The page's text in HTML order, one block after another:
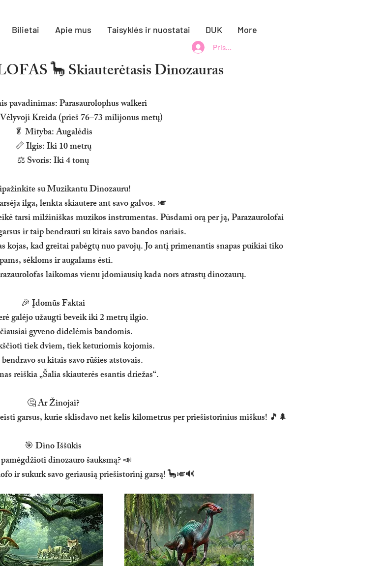
Bilietai Apie mus Taisyklės ir nuostatai DUK More
Prisijungti
🦕 Skiauterėtasis Dinozauras
pavadinimas: Parasaurolophus walkeri
Kreida (prieš 76–73 milijonus metų)
🥬 Mityba: Augalėdis
📏 Ilgis: Iki 10 metrų
⚖️ Svoris: Iki 4 tonų
su Muzikantu Dinozauru!
ilga, lenkta skiautere ant savo galvos. 🎺
tarsi milžiniškas muzikos instrumentas. Pūsdami orą per ją, Parazaurolofai
ir taip bendrauti su kitais savo bandos nariais.
kojas, kad greitai pabėgtų nuo pavojų. Jo antį primenantis snapas puikiai tiko
sėkloms ir augalams ėsti.
laikomas vienu įdomiausių kada nors atrastų dinozaurų.
🎉 Įdomūs Faktai
galėjo užaugti beveik iki 2 metrų ilgio.
gyveno didelėmis bandomis.
tiek dviem, tiek keturiomis kojomis.
su kitais savo rūšies atstovais.
reiškia „Šalia skiauterės esantis driežas“.
🤔 Ar Žinojai?
garsus, kurie sklisdavo net kelis kilometrus per priešistorinius miškus! 🎵🌲
🎯 Dino Iššūkis
dinozauro šauksmą? 📣
ir sukurk savo geriausią priešistorinį garsą! 🦕🎺🔊